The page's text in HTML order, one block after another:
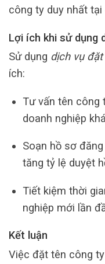
công ty duy nhất
Lợi ích khi sử dụng
Sử dụng dịch vụ
ích:
Tư vấn tên công
doanh nghiệp
Soạn hồ sơ
tăng tỷ lệ duyệt
Tiết kiệm thời
nghiệp mới lần
Kết luận
Việc đặt tên công